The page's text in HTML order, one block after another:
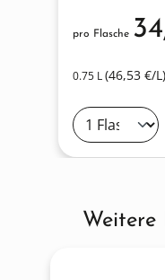
0.75 L(46,53 €/L)
pro Flasche
Produktgalerie
Weitere